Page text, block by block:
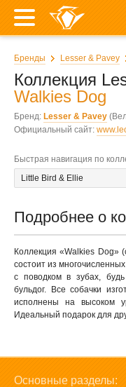
Бренды Lesser & Pavey
Коллекция
Walkies Dog
Бренд: Lesser & Pavey
Официальный сайт:
Быстрая навигация по
Подробнее о
Коллекция «Walkies Dog»
состоит из
с поводком в зубах,
бульдог. Все собачки
исполнены на высоком
Идеальный подарок для
Основные разделы: